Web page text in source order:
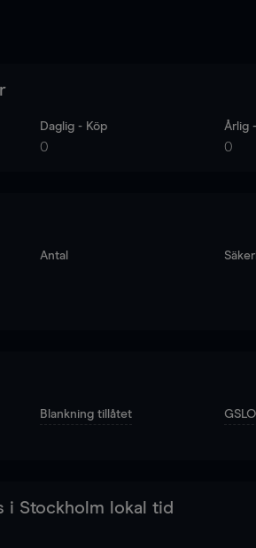
Daglig - Köp
0
Årlig
0
Antal
Blankning tillåtet
i Stockholm lokal tid